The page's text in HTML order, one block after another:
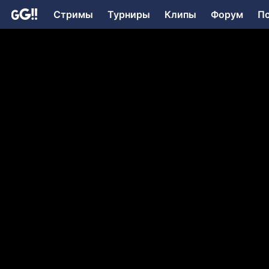
Стримы Турниры Клипы Форум